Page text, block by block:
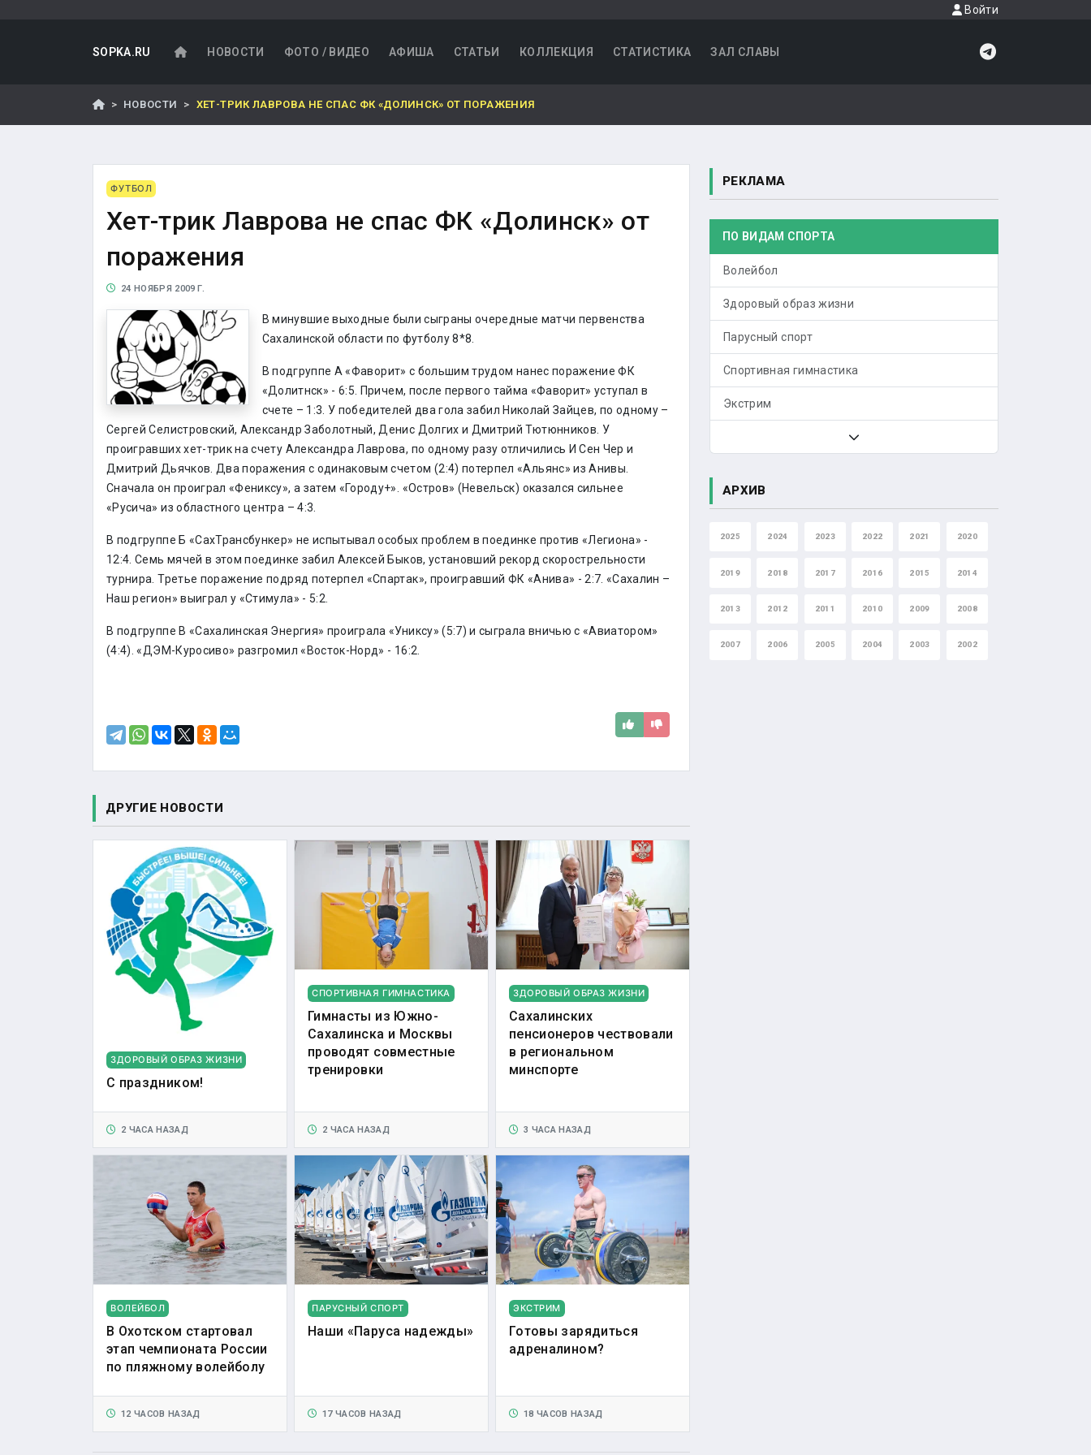
Войти
SOPKA.RU НОВОСТИ ФОТО / ВИДЕО АФИША СТАТЬИ КОЛЛЕКЦИЯ СТАТИСТИКА ЗАЛ СЛАВЫ
НОВОСТИ ХЕТ-ТРИК ЛАВРОВА НЕ СПАС ФК «ДОЛИНСК» ОТ ПОРАЖЕНИЯ
ФУТБОЛ
Хет-трик Лаврова не спас ФК «Долинск» от
поражения
24 НОЯБРЯ 2009 Г.
В минувшие выходные были сыграны очередные матчи первенства
Сахалинской области по футболу 8*8.
В подгруппе А «Фаворит» с большим трудом нанес поражение ФК
«Долитнск» - 6:5. Причем, после первого тайма «Фаворит» уступал в
счете – 1:3. У победителей два гола забил Николай Зайцев, по одному –
Сергей Селистровский, Александр Заболотный, Денис Долгих и Дмитрий Тютюнников. У
проигравших хет-трик на счету Александра Лаврова, по одному разу отличились И Сен Чер и
Дмитрий Дьячков. Два поражения с одинаковым счетом (2:4) потерпел «Альянс» из Анивы.
Сначала он проиграл «Фениксу», а затем «Городу+». «Остров» (Невельск) оказался сильнее
«Русича» из областного центра – 4:3.
В подгруппе Б «СахТрансбункер» не испытывал особых проблем в поединке против «Легиона» -
12:4. Семь мячей в этом поединке забил Алексей Быков, установший рекорд скорострельности
турнира. Третье поражение подряд потерпел «Спартак», проигравший ФК «Анива» - 2:7. «Сахалин –
Наш регион» выиграл у «Стимула» - 5:2.
В подгруппе В «Сахалинская Энергия» проиграла «Униксу» (5:7) и сыграла вничью с «Авиатором»
(4:4). «ДЭМ-Куросиво» разгромил «Восток-Норд» - 16:2.
ДРУГИЕ НОВОСТИ
ЗДОРОВЫЙ ОБРАЗ ЖИЗНИ
С праздником!
2 ЧАСА НАЗАД
СПОРТИВНАЯ ГИМНАСТИКА
Гимнасты из Южно-
Сахалинска и Москвы
проводят совместные
тренировки
2 ЧАСА НАЗАД
ЗДОРОВЫЙ ОБРАЗ ЖИЗНИ
Сахалинских
пенсионеров чествовали
в региональном
минспорте
3 ЧАСА НАЗАД
ВОЛЕЙБОЛ
В Охотском стартовал
этап чемпионата России
по пляжному волейболу
12 ЧАСОВ НАЗАД
ПАРУСНЫЙ СПОРТ
Наши «Паруса надежды»
17 ЧАСОВ НАЗАД
ЭКСТРИМ
Готовы зарядиться
адреналином?
18 ЧАСОВ НАЗАД
РЕКЛАМА
ПО ВИДАМ СПОРТА
Волейбол
Здоровый образ жизни
Парусный спорт
Спортивная гимнастика
Экстрим
АРХИВ
2025 2024 2023 2022 2021 2020
2019 2018 2017 2016 2015 2014
2013 2012 2011 2010 2009 2008
2007 2006 2005 2004 2003 2002